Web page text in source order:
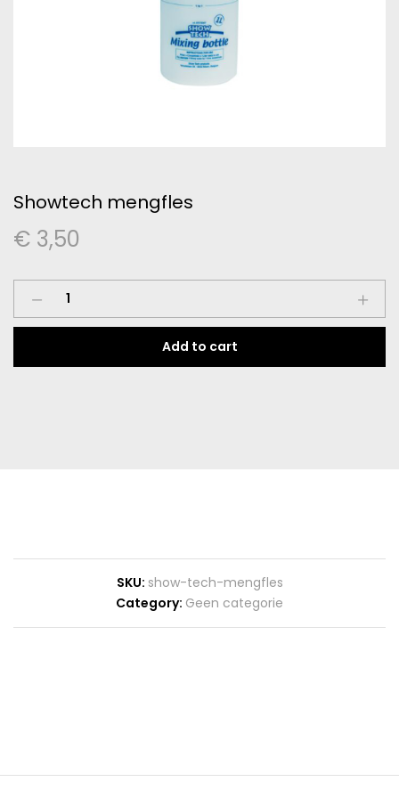
Showtech mengfles
€ 3,50
Showtech
quantity
Add to cart
SKU: show-tech-mengfles
Category: Geen categorie